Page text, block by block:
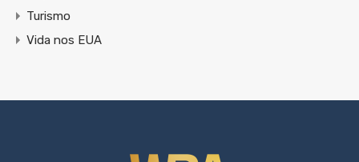
Turismo
Vida nos EUA